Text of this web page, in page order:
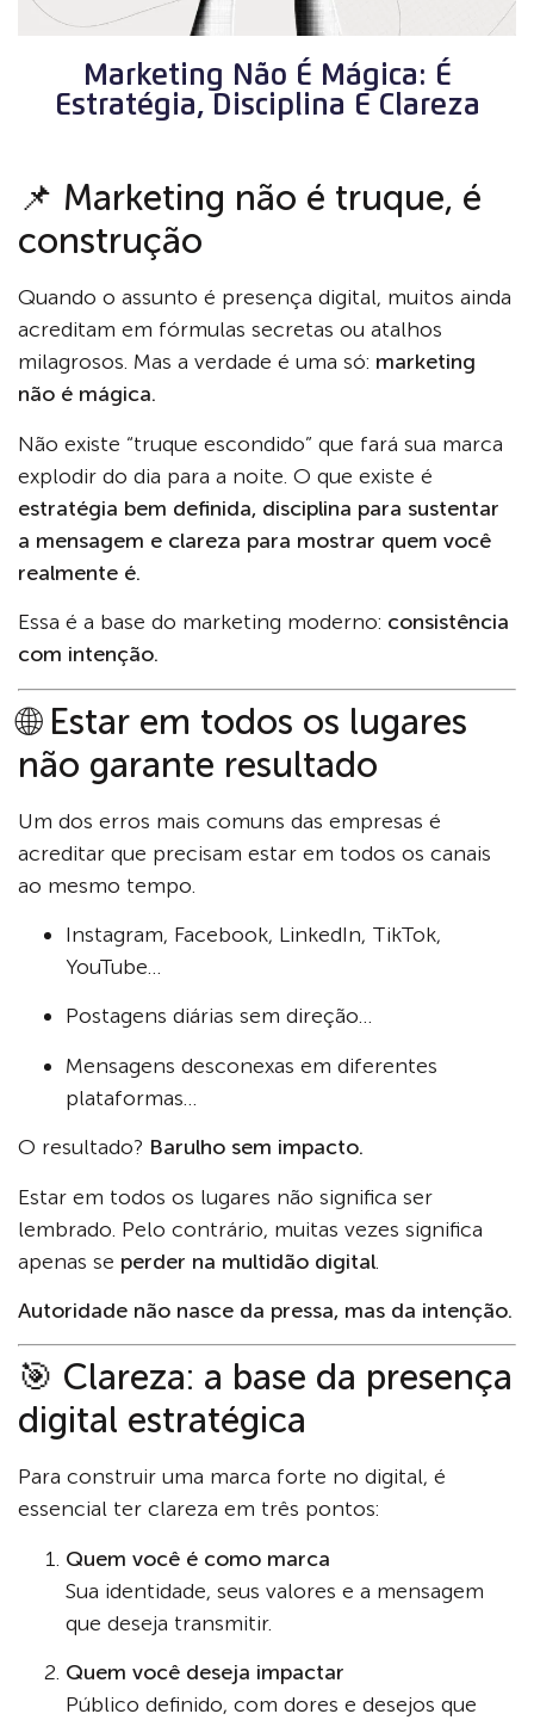
Marketing Não É Mágica: É
Estratégia, Disciplina E Clareza
📌 Marketing não é truque, é
construção
Quando o assunto é presença digital, muitos ainda
acreditam em fórmulas secretas ou atalhos
milagrosos. Mas a verdade é uma só: marketing
não é mágica.
Não existe “truque escondido” que fará sua marca
explodir do dia para a noite. O que existe é
estratégia bem definida, disciplina para sustentar
a mensagem e clareza para mostrar quem você
realmente é.
Essa é a base do marketing moderno: consistência
com intenção.
🌐 Estar em todos os lugares
não garante resultado
Um dos erros mais comuns das empresas é
acreditar que precisam estar em todos os canais
ao mesmo tempo.
Instagram, Facebook, LinkedIn, TikTok,
YouTube…
Postagens diárias sem direção…
Mensagens desconexas em diferentes
plataformas…
O resultado? Barulho sem impacto.
Estar em todos os lugares não significa ser
lembrado. Pelo contrário, muitas vezes significa
apenas se perder na multidão digital.
Autoridade não nasce da pressa, mas da intenção.
🎯 Clareza: a base da presença
digital estratégica
Para construir uma marca forte no digital, é
essencial ter clareza em três pontos:
Quem você é como marca
Sua identidade, seus valores e a mensagem
que deseja transmitir.
Quem você deseja impactar
Público definido, com dores e desejos que